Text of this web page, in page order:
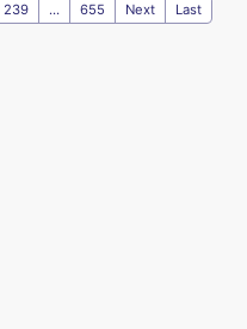
239 ... 655 Next Last